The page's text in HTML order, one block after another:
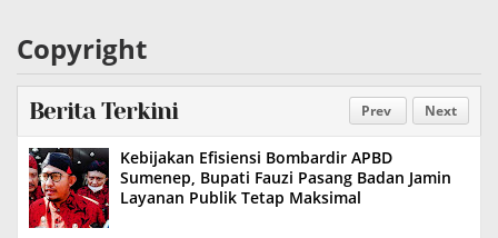
Copyright
Prev Next
Berita Terkini
Kebijakan Efisiensi Bombardir APBD
Sumenep, Bupati Fauzi Pasang Badan Jamin
Layanan Publik Tetap Maksimal